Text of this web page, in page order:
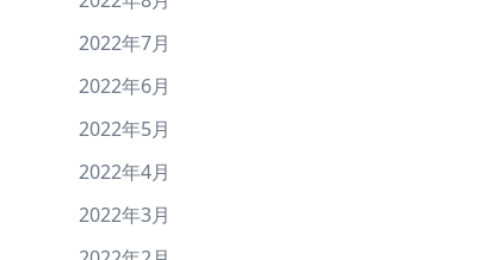
2022年7月
2022年6月
2022年5月
2022年4月
2022年3月